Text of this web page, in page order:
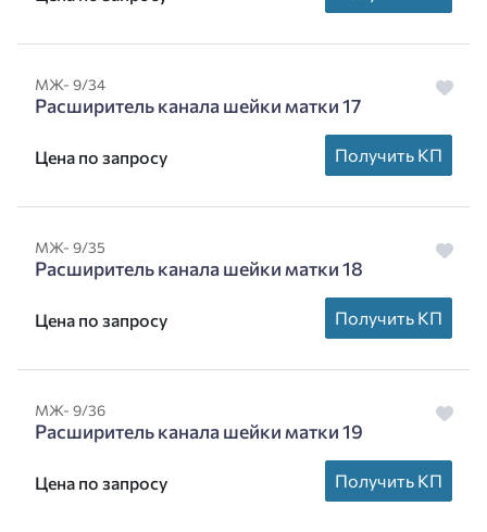
МЖ- 9/34
Расширитель канала шейки матки 17
Цена по запросу Получить КП
МЖ- 9/35
Расширитель канала шейки матки 18
Цена по запросу Получить КП
МЖ- 9/36
Расширитель канала шейки матки 19
Цена по запросу Получить КП